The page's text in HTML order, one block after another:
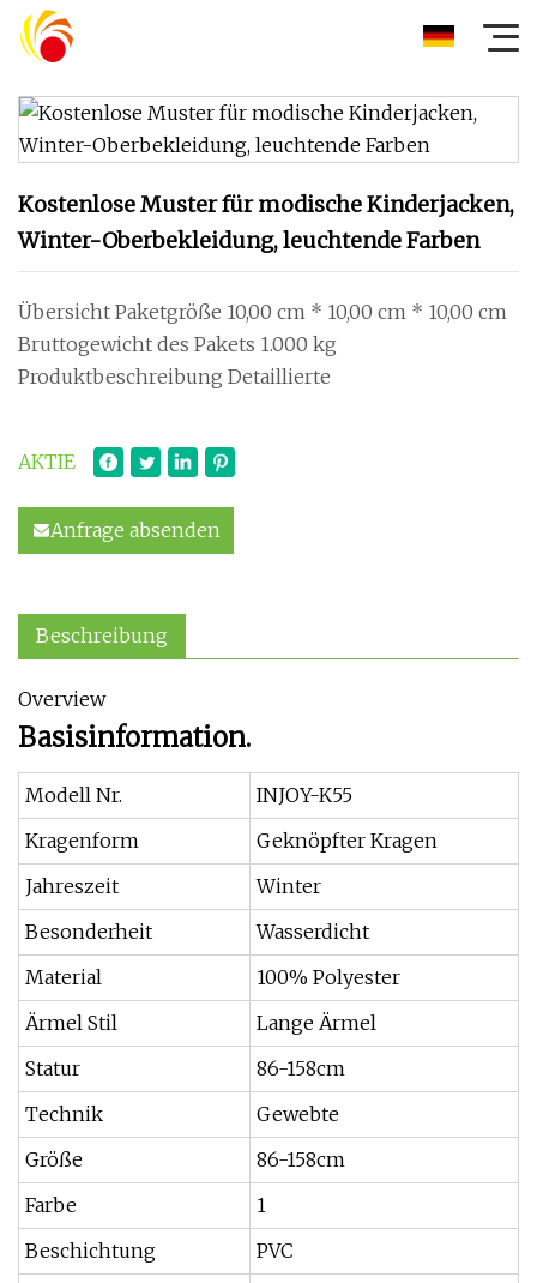
Kostenlose Muster für modische Kinderjacken,
Winter-Oberbekleidung, leuchtende Farben
Übersicht Paketgröße 10,00 cm * 10,00 cm * 10,00 cm
Bruttogewicht des Pakets 1.000 kg
Produktbeschreibung Detaillierte
AKTIE
Anfrage absenden
Beschreibung
Overview
Basisinformation.
Modell Nr.
INJOY-K55
Kragenform
Geknöpfter Kragen
Jahreszeit
Winter
Besonderheit
Wasserdicht
Material
100% Polyester
Ärmel Stil
Lange Ärmel
Statur
86-158cm
Technik
Gewebte
Größe
86-158cm
Farbe
1
Beschichtung
PVC